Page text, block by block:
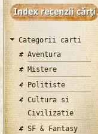
Categorii carti
Aventura
Mistere
Politiste
Cultura si
Civilizatie
SF & Fantasy